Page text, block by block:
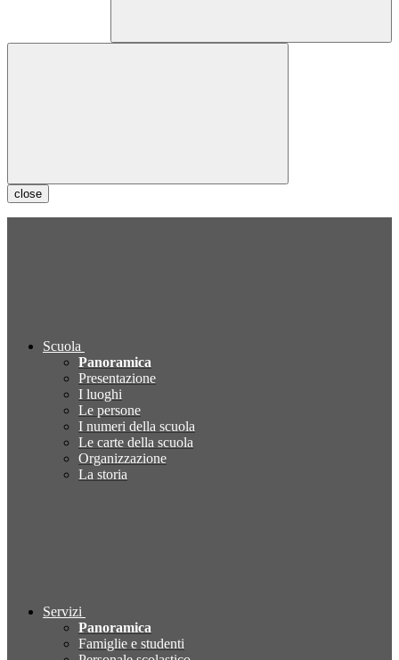
close
Scuola
Panoramica
Presentazione
I luoghi
Le persone
I numeri della scuola
Le carte della scuola
Organizzazione
La storia
Servizi
Panoramica
Famiglie e studenti